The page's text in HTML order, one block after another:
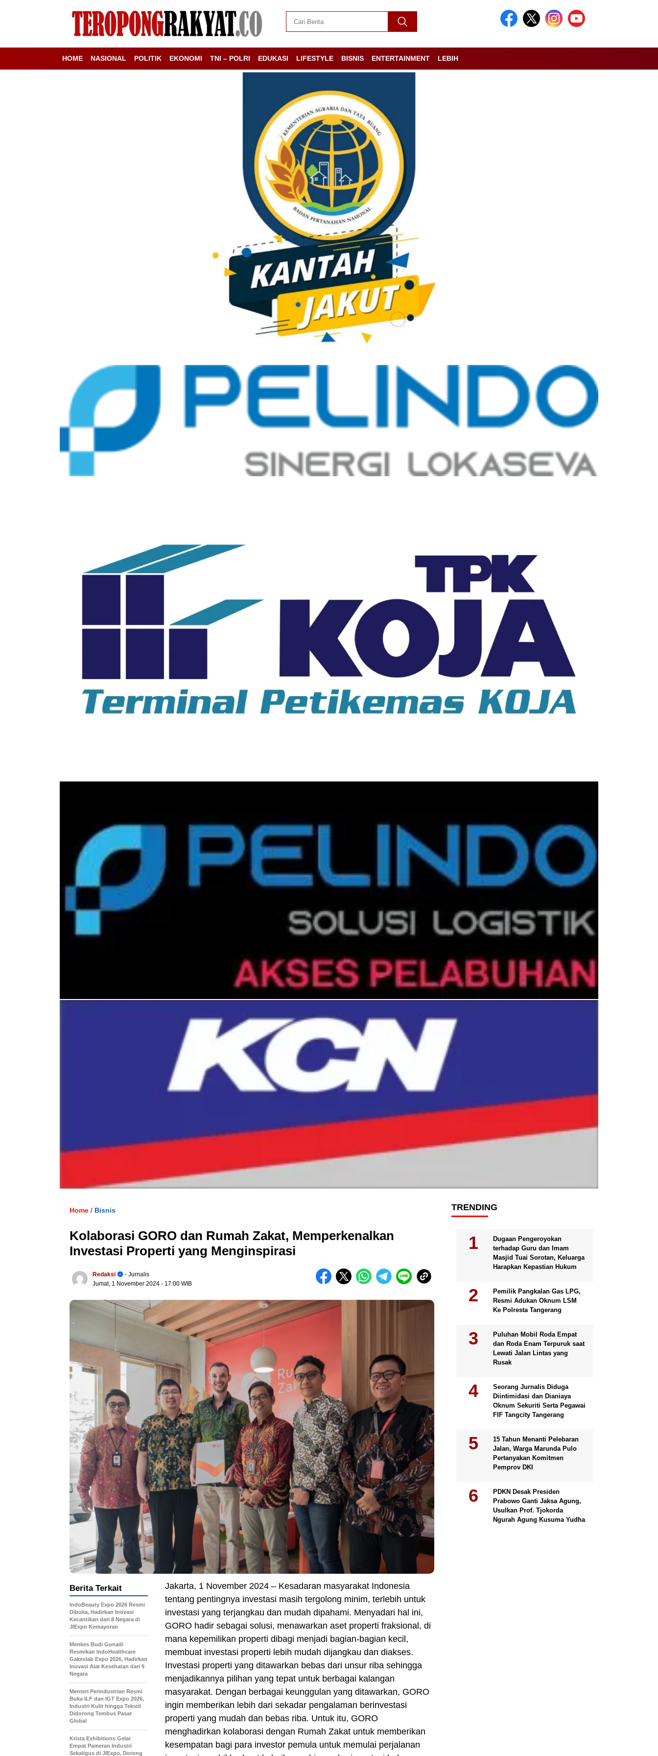
HOME NASIONAL POLITIK EKONOMI TNI – POLRI EDUKASI LIFESTYLE BISNIS ENTERTAINMENT LEBIH
Home / Bisnis
Kolaborasi GORO dan Rumah Zakat, Memperkenalkan
Investasi Properti yang Menginspirasi
Redaksi
- Jurnalis
Jumat, 1 November 2024 - 17:00 WIB
Jakarta, 1 November 2024 – Kesadaran masyarakat Indonesia
tentang pentingnya investasi masih tergolong minim, terlebih untuk
investasi yang terjangkau dan mudah dipahami. Menyadari hal ini,
GORO hadir sebagai solusi, menawarkan aset properti fraksional, di
mana kepemilikan properti dibagi menjadi bagian-bagian kecil,
membuat investasi properti lebih mudah dijangkau dan diakses.
Investasi properti yang ditawarkan bebas dari unsur riba sehingga
menjadikannya pilihan yang tepat untuk berbagai kalangan
masyarakat. Dengan berbagai keunggulan yang ditawarkan, GORO
ingin memberikan lebih dari sekadar pengalaman berinvestasi
properti yang mudah dan bebas riba. Untuk itu, GORO
menghadirkan kolaborasi dengan Rumah Zakat untuk memberikan
kesempatan bagi para investor pemula untuk memulai perjalanan
Berita Terkait
IndoBeauty Expo 2026 Resmi
Dibuka, Hadirkan Inovasi
Kecantikan dari 8 Negara di
JIExpo Kemayoran
Menkes Budi Gunadi
Resmikan IndoHealthcare
Gakeslab Expo 2026, Hadirkan
Inovasi Alat Kesehatan dari 9
Negara
Menteri Perindustrian Resmi
Buka ILF dan IGT Expo 2026,
Industri Kulit hingga Tekstil
Didorong Tembus Pasar
Global
Krista Exhibitions Gelar
Empat Pameran Industri
Sekaligus di JIExpo, Dorong
TRENDING
Dugaan Pengeroyokan
terhadap Guru dan Imam
Masjid Tuai Sorotan, Keluarga
Harapkan Kepastian Hukum
Pemilik Pangkalan Gas LPG,
Resmi Adukan Oknum LSM
Ke Polresta Tangerang
Puluhan Mobil Roda Empat
dan Roda Enam Terpuruk saat
Lewati Jalan Lintas yang
Rusak
Seorang Jurnalis Diduga
Diintimidasi dan Dianiaya
Oknum Sekuriti Serta Pegawai
FIF Tangcity Tangerang
15 Tahun Menanti Pelebaran
Jalan, Warga Marunda Pulo
Pertanyakan Komitmen
Pemprov DKI
PDKN Desak Presiden
Prabowo Ganti Jaksa Agung,
Usulkan Prof. Tjokorda
Ngurah Agung Kusuma Yudha